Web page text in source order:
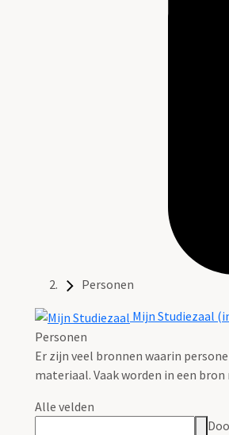
Personen
Mijn Studiezaal
Personen
Er zijn veel bronnen waarin
materiaal. Vaak worden in een
Alle velden